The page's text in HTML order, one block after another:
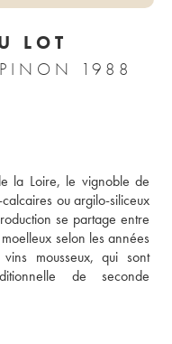
LOT
1988
la Loire, le vignoble de
ou argilo-siliceux
se partage entre
selon les années
mousseux, qui sont
de seconde